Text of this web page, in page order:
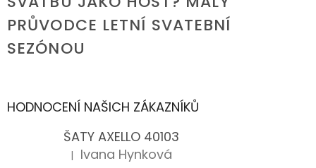
PRŮVODCE LETNÍ SVATEBNÍ
SEZÓNOU
HODNOCENÍ NAŠICH ZÁKAZNÍKŮ
ŠATY AXELLO 40103
Hodnocení produktu je 5 z 5 hvězdiček.
| Ivana Hynková